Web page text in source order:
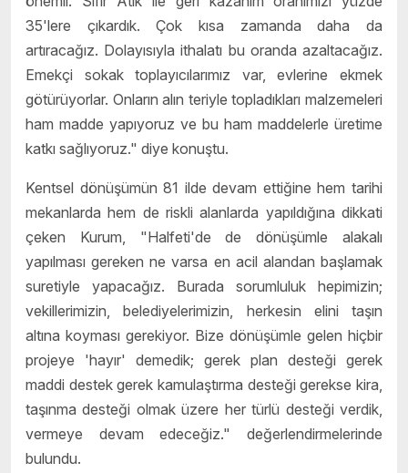
35'lere çıkardık. Çok kısa zamanda daha da
artıracağız. Dolayısıyla ithalatı bu oranda azaltacağız.
Emekçi sokak toplayıcılarımız var, evlerine ekmek
götürüyorlar. Onların alın teriyle topladıkları malzemeleri
ham madde yapıyoruz ve bu ham maddelerle üretime
katkı sağlıyoruz." diye konuştu.
Kentsel dönüşümün 81 ilde devam ettiğine hem tarihi
mekanlarda hem de riskli alanlarda yapıldığına dikkati
çeken Kurum, "Halfeti'de de dönüşümle alakalı
yapılması gereken ne varsa en acil alandan başlamak
suretiyle yapacağız. Burada sorumluluk hepimizin;
vekillerimizin, belediyelerimizin, herkesin elini taşın
altına koyması gerekiyor. Bize dönüşümle gelen hiçbir
projeye 'hayır' demedik; gerek plan desteği gerek
maddi destek gerek kamulaştırma desteği gerekse kira,
taşınma desteği olmak üzere her türlü desteği verdik,
vermeye devam edeceğiz." değerlendirmelerinde
bulundu.